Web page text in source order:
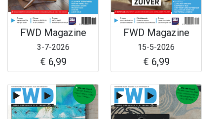
FWD Magazine
3-7-2026
€ 6,99
FWD Magazine
15-5-2026
€ 6,99